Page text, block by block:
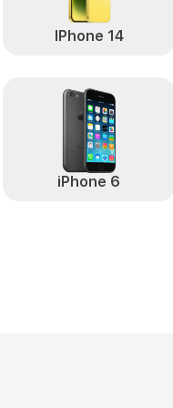
IPhone 14
iPhone 6